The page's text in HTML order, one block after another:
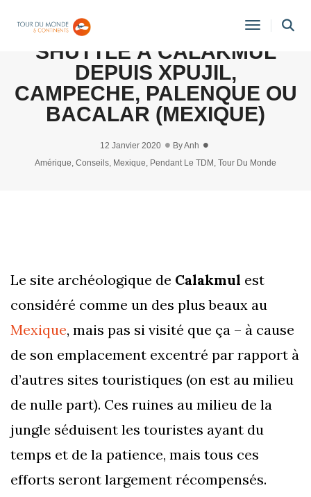
Toggle
COMMENT ALLER EN BUS /
SHUTTLE À CALAKMUL
DEPUIS XPUJIL,
CAMPECHE, PALENQUE OU
BACALAR (MEXIQUE)
12 Janvier 2020 ByAnh
Amérique, Conseils, Mexique, Pendant Le TDM , Tour Du Monde
Le site archéologique de Calakmul est
considéré comme un des plus beaux au
Mexique, mais pas si visité que ça – à cause
de son emplacement excentré par rapport à
d’autres sites touristiques (on est au milieu
de nulle part). Ces ruines au milieu de la
jungle séduisent les touristes ayant du
temps et de la patience, mais tous ces
efforts seront largement récompensés.